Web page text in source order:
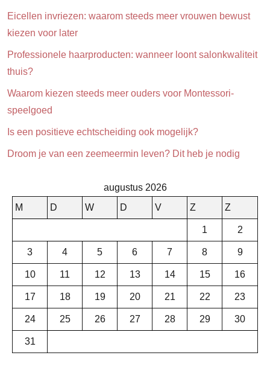
Eicellen invriezen: waarom steeds meer vrouwen bewust
kiezen voor later
Professionele haarproducten: wanneer loont salonkwaliteit
thuis?
Waarom kiezen steeds meer ouders voor Montessori-
speelgoed
Is een positieve echtscheiding ook mogelijk?
Droom je van een zeemeermin leven? Dit heb je nodig
augustus 2026
M
D W D V Z Z
1 2
3 4 5 6 7 8 9
10 11 12 13 14 15 16
17 18 19 20 21 22 23
24 25 26 27 28 29 30
31